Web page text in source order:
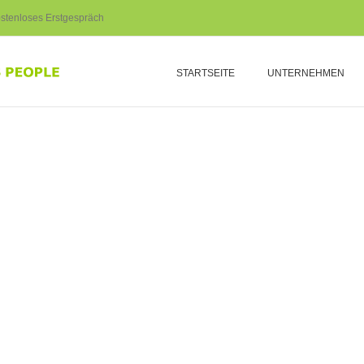
Erstgespräch
STARTSEITE UNTERNEHMEN